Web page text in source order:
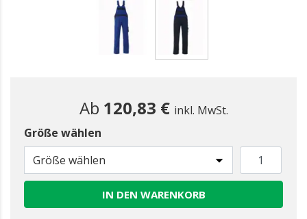
Ab 120,83 € inkl. MwSt.
Größe wählen
Größe wählen
IN DEN WARENKORB